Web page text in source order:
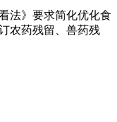
法》要求简化优化食
农药残留、兽药残